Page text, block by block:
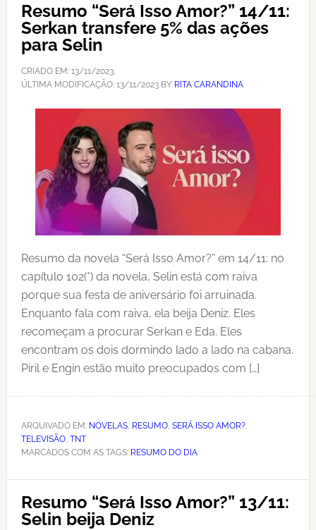
Resumo “Será Isso Amor?” 14/11:
Serkan transfere 5% das ações
para Selin
CRIADO EM: 13/11/2023,
ÚLTIMA MODIFICAÇÃO: 13/11/2023BY RITA CARANDINA
Resumo da novela “Será Isso Amor?” em 14/11: no
capítulo 102(*) da novela, Selin está com raiva
porque sua festa de aniversário foi arruinada.
Enquanto fala com raiva, ela beija Deniz. Eles
recomeçam a procurar Serkan e Eda. Eles
encontram os dois dormindo lado a lado na cabana.
Piril e Engin estão muito preocupados com […]
ARQUIVADO EM: NOVELAS, RESUMO, SERÁ ISSO AMOR?,
TELEVISÃO, TNT
MARCADOS COM AS TAGS: RESUMO DO DIA
Resumo “Será Isso Amor?” 13/11:
Selin beija Deniz